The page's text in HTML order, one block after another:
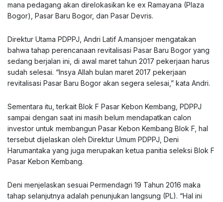
mana pedagang akan direlokasikan ke ex Ramayana (Plaza
Bogor), Pasar Baru Bogor, dan Pasar Devris.
Direktur Utama PDPPJ, Andri Latif A.mansjoer mengatakan
bahwa tahap perencanaan revitalisasi Pasar Baru Bogor yang
sedang berjalan ini, di awal maret tahun 2017 pekerjaan harus
sudah selesai. “Insya Allah bulan maret 2017 pekerjaan
revitalisasi Pasar Baru Bogor akan segera selesai,” kata Andri.
Sementara itu, terkait Blok F Pasar Kebon Kembang, PDPPJ
sampai dengan saat ini masih belum mendapatkan calon
investor untuk membangun Pasar Kebon Kembang Blok F, hal
tersebut dijelaskan oleh Direktur Umum PDPPJ, Deni
Harumantaka yang juga merupakan ketua panitia seleksi Blok F
Pasar Kebon Kembang.
Deni menjelaskan sesuai Permendagri 19 Tahun 2016 maka
tahap selanjutnya adalah penunjukan langsung (PL). “Hal ini